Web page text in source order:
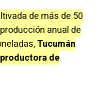
de más de 50
anual de
Tucumán
de